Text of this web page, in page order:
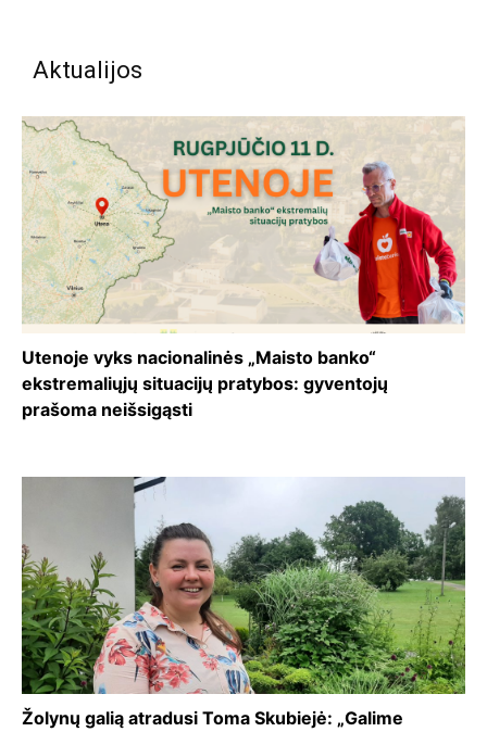
Aktualijos
Utenoje vyks nacionalinės „Maisto banko“
ekstremaliųjų situacijų pratybos: gyventojų
prašoma neišsigąsti
Žolynų galią atradusi Toma Skubiejė: „Galime